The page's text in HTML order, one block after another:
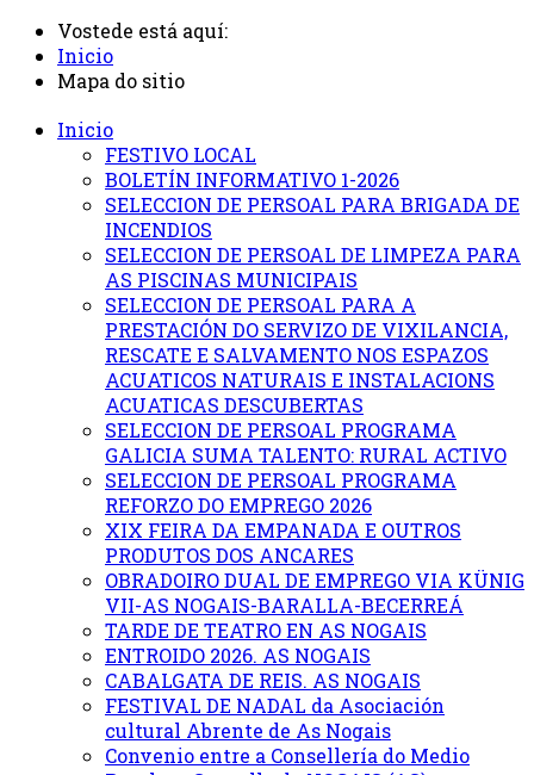
Vostede está aquí:
Inicio
Mapa do sitio
Inicio
FESTIVO LOCAL
BOLETÍN INFORMATIVO 1-2026
SELECCION DE PERSOAL PARA BRIGADA DE
INCENDIOS
SELECCION DE PERSOAL DE LIMPEZA PARA
AS PISCINAS MUNICIPAIS
SELECCION DE PERSOAL PARA A
PRESTACIÓN DO SERVIZO DE VIXILANCIA,
RESCATE E SALVAMENTO NOS ESPAZOS
ACUATICOS NATURAIS E INSTALACIONS
ACUATICAS DESCUBERTAS
SELECCION DE PERSOAL PROGRAMA
GALICIA SUMA TALENTO: RURAL ACTIVO
SELECCION DE PERSOAL PROGRAMA
REFORZO DO EMPREGO 2026
XIX FEIRA DA EMPANADA E OUTROS
PRODUTOS DOS ANCARES
OBRADOIRO DUAL DE EMPREGO VIA KÜNIG
VII-AS NOGAIS-BARALLA-BECERREÁ
TARDE DE TEATRO EN AS NOGAIS
ENTROIDO 2026. AS NOGAIS
CABALGATA DE REIS. AS NOGAIS
FESTIVAL DE NADAL da Asociación
cultural Abrente de As Nogais
Convenio entre a Consellería do Medio